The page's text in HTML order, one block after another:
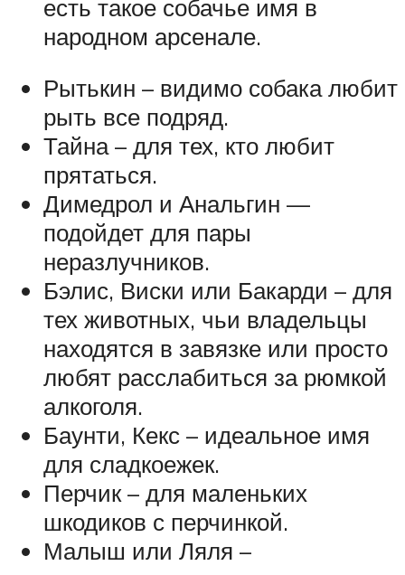
есть такое собачье имя в
народном арсенале.
Рытькин – видимо собака любит
рыть все подряд.
Тайна – для тех, кто любит
прятаться.
Димедрол и Анальгин —
подойдет для пары
неразлучников.
Бэлис, Виски или Бакарди – для
тех животных, чьи владельцы
находятся в завязке или просто
любят расслабиться за рюмкой
алкоголя.
Баунти, Кекс – идеальное имя
для сладкоежек.
Перчик – для маленьких
шкодиков с перчинкой.
Малыш или Ляля –